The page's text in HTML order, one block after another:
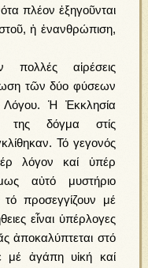
πλέον ἐξηγοῦνται
ἡ ἐνανθρώπιση,
πολλές αἱρέσεις
τῶν δύο φύσεων
Ἡ Ἐκκλησία
της δόγμα στίς
Τό γεγονός
λόγον καί ὑπέρ
αὐτό μυστήριο
προσεγγίζουν μέ
εἶναι ὑπέρλογες
ἀποκαλύπτεται στό
μέ ἀγάπη υἱκή καί